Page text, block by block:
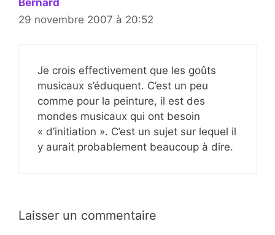
29 novembre 2007 à 20:52
Je crois effectivement que les goûts
musicaux s’éduquent. C’est un peu
comme pour la peinture, il est des
mondes musicaux qui ont besoin
« d’initiation ». C’est un sujet sur lequel il
y aurait probablement beaucoup à dire.
Laisser un commentaire